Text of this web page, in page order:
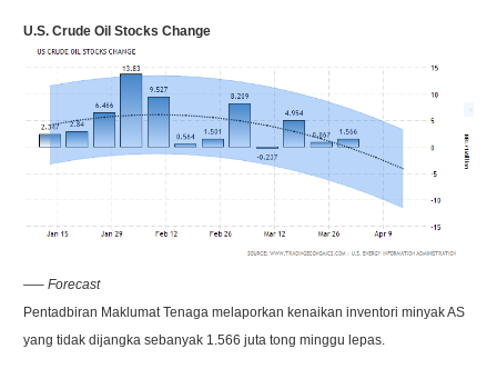
U.S. Crude Oil Stocks Change
—– Forecast
Pentadbiran Maklumat Tenaga melaporkan kenaikan inventori minyak AS
yang tidak dijangka sebanyak 1.566 juta tong minggu lepas.